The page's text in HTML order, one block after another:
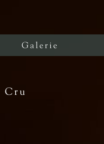
Galerie
Cru